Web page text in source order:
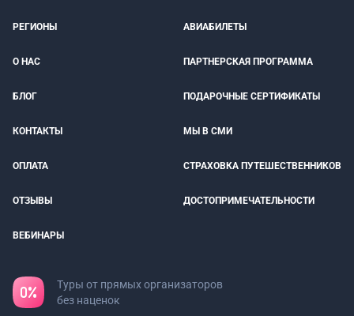
РЕГИОНЫ АВИАБИЛЕТЫ
О НАС ПАРТНЕРСКАЯ ПРОГРАММА
БЛОГ ПОДАРОЧНЫЕ СЕРТИФИКАТЫ
КОНТАКТЫ МЫ В СМИ
ОПЛАТА СТРАХОВКА ПУТЕШЕСТВЕННИКОВ
ОТЗЫВЫ ДОСТОПРИМЕЧАТЕЛЬНОСТИ
ВЕБИНАРЫ
Туры от прямых организаторов
без наценок